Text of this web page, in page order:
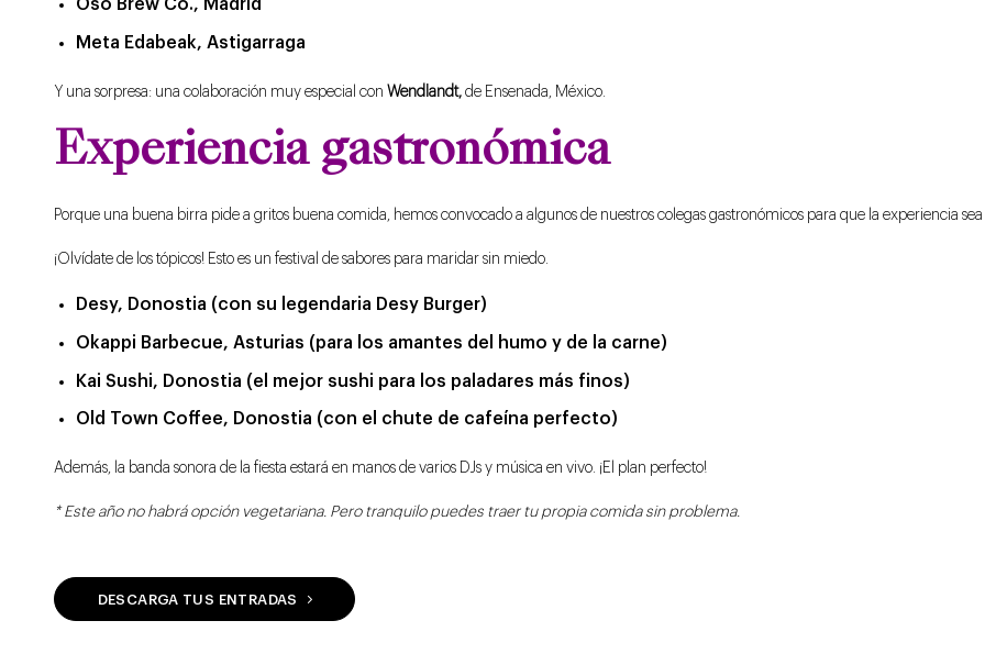
Oso Brew Co., Madrid
Meta Edabeak, Astigarraga
Y una sorpresa: una colaboración muy especial con Wendlandt,de Ensenada, México.
Experiencia gastronómica
Porque una buena birra pide a gritos buena comida, hemos convocado a algunos de nuestros colegas gastronómicos para que la experiencia sea
¡Olvídate de los tópicos! Esto es un festival de sabores para maridar sin miedo.
Desy, Donostia (con su legendaria Desy Burger)
Okappi Barbecue, Asturias (para los amantes del humo y de la carne)
Kai Sushi, Donostia (el mejor sushi para los paladares más finos)
Old Town Coffee, Donostia (con el chute de cafeína perfecto)
Además, la banda sonora de la fiesta estará en manos de varios DJs y música en vivo. ¡El plan perfecto!
* Este año no habrá opción vegetariana. Pero tranquilo puedes traer tu propia comida sin problema.
DESCARGA TUS ENTRADAS